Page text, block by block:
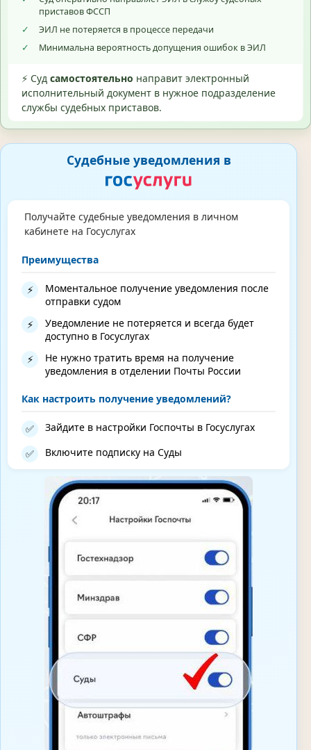
приставов ФССП
✓
ЭИЛ не потеряется в процессе передачи
✓
Минимальна вероятность допущения ошибок в ЭИЛ
⚡ Суд самостоятельно направит электронный
исполнительный документ в нужное подразделение
службы судебных приставов.
Судебные уведомления в
Получайте судебные уведомления в личном
кабинете на Госуслугах
Преимущества
⚡
Моментальное получение уведомления после
отправки судом
⚡
Уведомление не потеряется и всегда будет
доступно в Госуслугах
⚡
Не нужно тратить время на получение
уведомления в отделении Почты России
Как настроить получение уведомлений?
✅ Зайдите в настройки Госпочты в Госуслугах
✅ Включите подписку на Суды